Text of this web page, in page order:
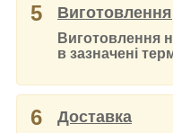
5 Виготовлення
Виготовлення
в зазначені
6 Доставка